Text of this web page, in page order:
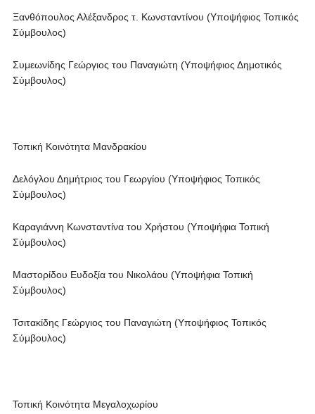
Ξανθόπουλος Αλέξανδρος τ. Κωνσταντίνου (Υποψήφιος Τοπικός
Σύμβουλος)
Συμεωνίδης Γεώργιος του Παναγιώτη (Υποψήφιος Δημοτικός
Σύμβουλος)
Τοπική Κοινότητα Μανδρακίου
Δελόγλου Δημήτριος του Γεωργίου (Υποψήφιος Τοπικός
Σύμβουλος)
Καραγιάννη Κωνσταντίνα του Χρήστου (Υποψήφια Τοπική
Σύμβουλος)
Μαστορίδου Ευδοξία του Νικολάου (Υποψήφια Τοπική
Σύμβουλος)
Τσιτακίδης Γεώργιος του Παναγιώτη (Υποψήφιος Τοπικός
Σύμβουλος)
Τοπική Κοινότητα Μεγαλοχωρίου